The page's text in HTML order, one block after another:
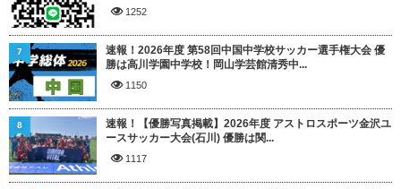
1252
速報！2026年度 第58回中国中学校サッカー選手権大会 優
勝は高川学園中学校！岡山学芸館清秀中...
1150
7
速報！【優勝写真掲載】2026年度 アストロスポーツ金沢ユ
ースサッカー大会(石川) 優勝は関...
1117
8